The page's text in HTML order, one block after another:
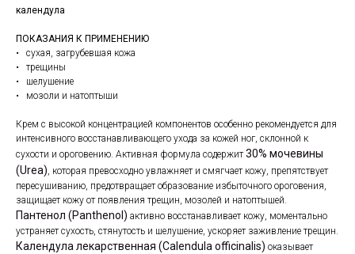
календула
ПОКАЗАНИЯ К ПРИМЕНЕНИЮ
• сухая, загрубевшая кожа
• трещины
• шелушение
• мозоли и натоптыши
Крем с высокой концентрацией компонентов особенно рекомендуется для
интенсивного восстанавливающего ухода за кожей ног, склонной к
сухости и ороговению. Активная формула содержит30% мочевины
(Urea), которая превосходно увлажняет и смягчает кожу, препятствует
пересушиванию, предотвращает образование избыточного ороговения,
защищает кожу от появления трещин, мозолей и натоптышей.
Пантенол (Panthenol) активно восстанавливает кожу, моментально
устраняет сухость, стянутость и шелушение, ускоряет заживление трещин.
Календула лекарственная (Calendula officinalis) оказывает